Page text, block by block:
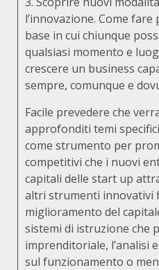
l’innovazione. Come
base in cui chiunque
qualsiasi momento e
crescere un business
sempre, comunque e
Facile prevedere che
approfonditi temi
come strumento per
competitivi che i nuovi
capitali delle start up
altri strumenti innovativi
miglioramento del
sistemi di istruzione che
imprenditoriale, l’analisi
sul funzionamento o